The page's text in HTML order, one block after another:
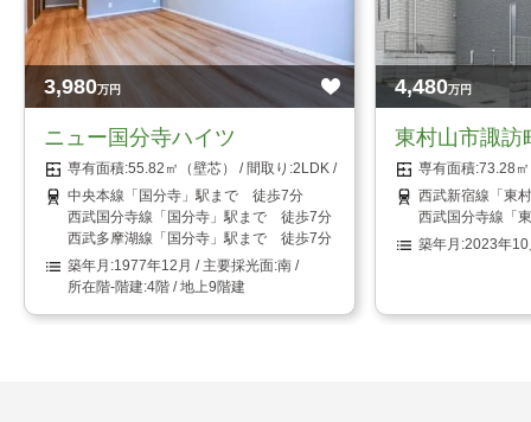
3,980万円
ニュー国分寺ハイツ
55.82㎡（壁芯）
2LDK
中央本線「国分寺」駅まで 徒歩7分
西武国分寺線「国分寺」駅まで 徒歩7分
西武多摩湖線「国分寺」駅まで 徒歩7分
1977年12月
南
4階 / 地上9階建
4,480万円
東村山市諏訪
73.28
西武新宿線「東
西武国分寺線「
2023年10